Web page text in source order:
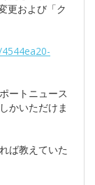
更および「ク
ートニュース
かいただけま
ば教えていた